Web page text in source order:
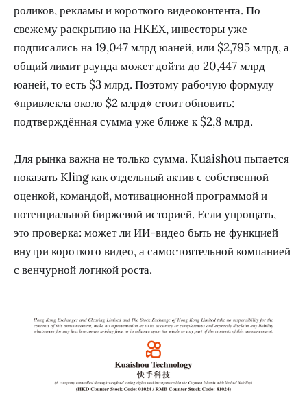
роликов, рекламы и короткого видеоконтента. По
свежему раскрытию на HKEX, инвесторы уже
подписались на 19,047 млрд юаней, или $2,795 млрд, а
общий лимит раунда может дойти до 20,447 млрд
юаней, то есть $3 млрд. Поэтому рабочую формулу
«привлекла около $2 млрд» стоит обновить:
подтверждённая сумма уже ближе к $2,8 млрд.
Для рынка важна не только сумма. Kuaishou пытается
показать Kling как отдельный актив с собственной
оценкой, командой, мотивационной программой и
потенциальной биржевой историей. Если упрощать,
это проверка: может ли ИИ-видео быть не функцией
внутри короткого видео, а самостоятельной компанией
с венчурной логикой роста.